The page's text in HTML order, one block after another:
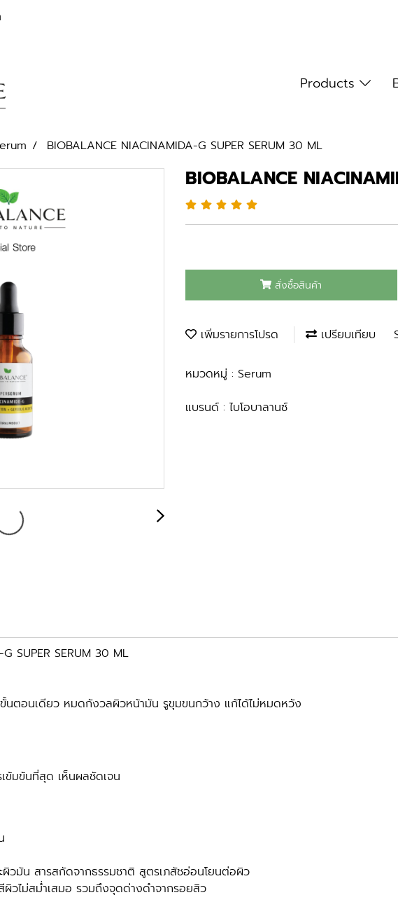
Products
BIOBALANCE NIACINAMIDA-G SUPER SERUM 30 ML
BIOBALANCE
สั่งซื้อสินค้า
เพิ่มรายการโปรด เปรียบเทียบ
หมวดหมู่ : Serum
แบรนด์ : ไบโอบาลานซ์
SUPER SERUM 30 ML
ขั้นตอนเดียว หมดกังวลผิวหน้ามัน รูขุมขนกว้าง แก้ได้ไม่หมดหวัง
ข้มข้นที่สุด เห็นผลชัดเจน
วมัน สารสกัดจากธรรมชาติ สูตรเภสัชอ่อนโยนต่อผิว
วไม่สม่ำเสมอ รวมถึงจุดด่างดำจากรอยสิว